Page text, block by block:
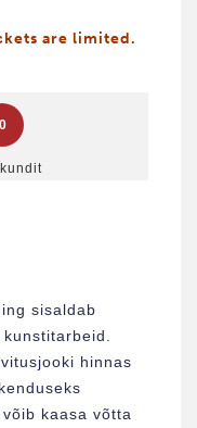
are limited.
0
sisaldab
hinnas
kaasa võtta